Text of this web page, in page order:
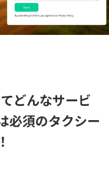
どんなサービ
必須のタクシー